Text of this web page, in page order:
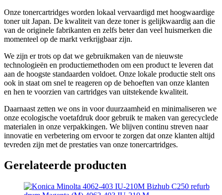
Onze tonercartridges worden lokaal vervaardigd met hoogwaardige
toner uit Japan. De kwaliteit van deze toner is gelijkwaardig aan die
van de originele fabrikanten en zelfs beter dan veel huismerken die
momenteel op de markt verkrijgbaar zijn.
We zijn er trots op dat we gebruikmaken van de nieuwste
technologieën en productiemethoden om een product te leveren dat
aan de hoogste standaarden voldoet. Onze lokale productie stelt ons
ook in staat om snel te reageren op de behoeften van onze klanten
en hen te voorzien van cartridges van uitstekende kwaliteit.
Daarnaast zetten we ons in voor duurzaamheid en minimaliseren we
onze ecologische voetafdruk door gebruik te maken van gerecyclede
materialen in onze verpakkingen. We blijven continu streven naar
innovatie en verbetering om ervoor te zorgen dat onze klanten altijd
tevreden zijn met de prestaties van onze tonercartridges.
Gerelateerde producten